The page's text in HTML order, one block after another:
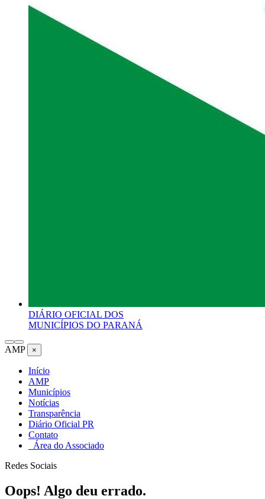
DIÁRIO OFICIAL DOS
MUNICÍPIOS DO PARANÁ
AMP ×
Início
AMP
Municípios
Notícias
Transparência
Diário Oficial PR
Contato
Área do Associado
Redes Sociais
Oops! Algo deu errado.